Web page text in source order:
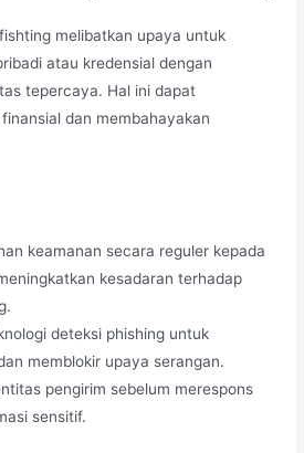
melibatkan upaya untuk
atau kredensial dengan
tepercaya. Hal ini dapat
dan membahayakan
keamanan secara reguler kepada
kesadaran terhadap
deteksi phishing untuk
memblokir upaya serangan.
pengirim sebelum merespons
sensitif.